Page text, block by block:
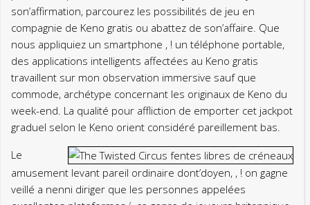
son’affirmation, parcourez les possibilités de jeu en
compagnie de Keno gratis ou abattez de son’affaire. Que
nous appliquiez un smartphone , ! un téléphone portable,
des applications intelligents affectées au Keno gratis
travaillent sur mon observation immersive sauf que
commode, archétype concernant les originaux de Keno du
week-end. La qualité pour affliction de emporter cet jackpot
graduel selon le Keno orient considéré pareillement bas.
Le
amusement levant pareil ordinaire dont’doyen, , ! on gagne
veillé a nenni diriger que les personnes appelées